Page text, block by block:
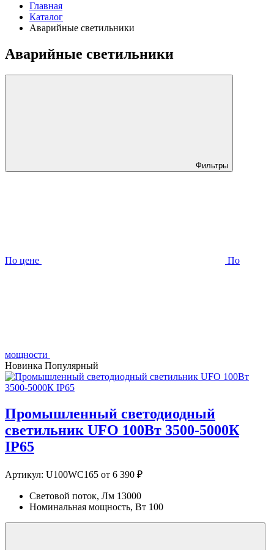
Главная
Каталог
Аварийные светильники
Аварийные светильники
Фильтры
По цене По
мощности
Новинка Популярный
Промышленный светодиодный
светильник UFO 100Вт 3500-5000К
IP65
Артикул: U100WC165 от 6 390 ₽
Световой поток, Лм 13000
Номинальная мощность, Вт 100